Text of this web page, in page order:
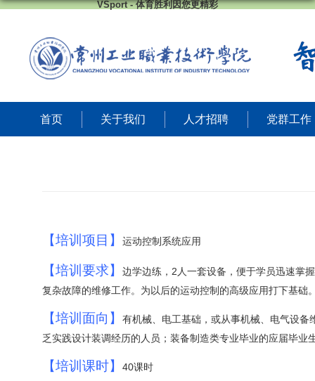
VSport - 体育胜利因您更精彩
首页 关于我们 人才招聘 党群工作
【培训项目】 运动控制系统应用
【培训要求】 边学边练 ， 2 人一套设备，便于学员迅速掌握
复杂故障的维修工作。为以后的运动控制的高级应用打下基础
【培训面向】 有机械、 电工基础 ，或从事机械、 电气设备
乏实践设计装调经历的人员； 装备制造类专业毕业的应届毕业
【培训课时】 40课时